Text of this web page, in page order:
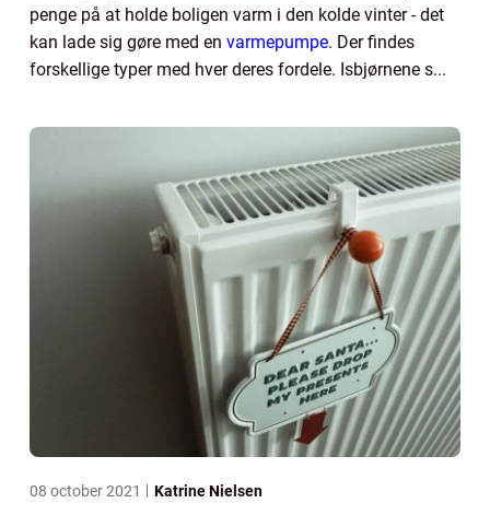
penge på at holde boligen varm i den kolde vinter - det
kan lade sig gøre med en varmepumpe. Der findes
forskellige typer med hver deres fordele. Isbjørnene s...
08 october 2021 Katrine Nielsen